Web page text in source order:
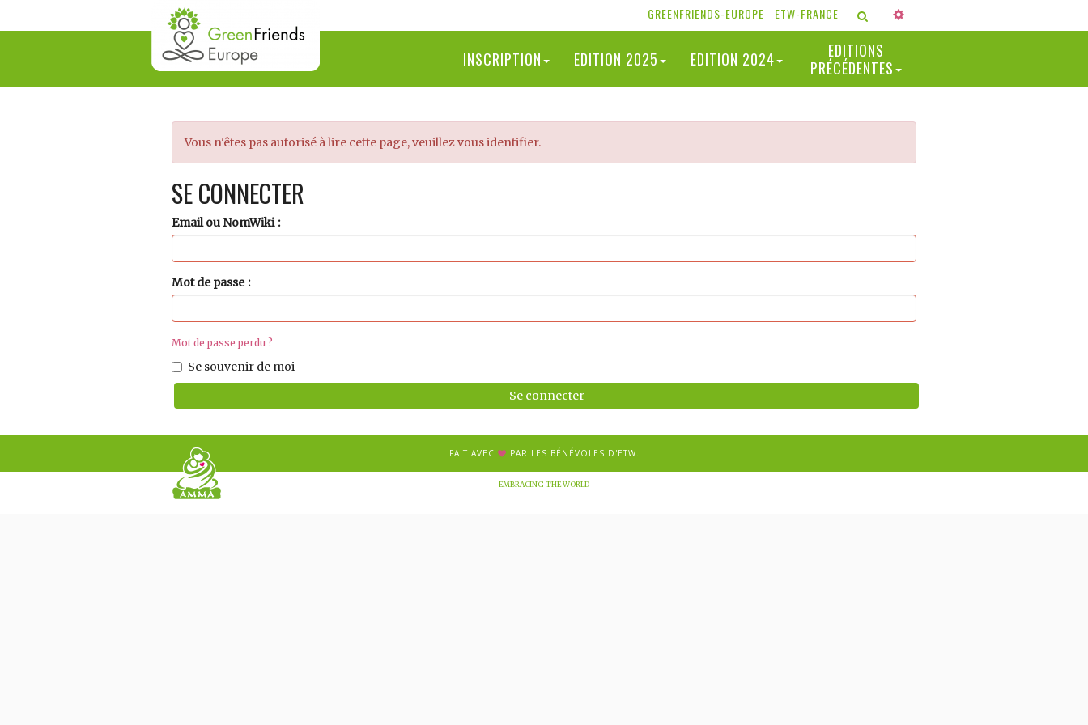
GREENFRIENDS-EUROPE ETW-FRANCE RECHERCHER
INSCRIPTION EDITION 2025 EDITION 2024
EDITIONS
PRÉCÉDENTES
Vous n'êtes pas autorisé à lire cette page, veuillez vous identifier.
SE CONNECTER
Email ou NomWiki
Mot de passe
Mot de passe perdu ?
Se souvenir de moi
Se connecter
FAIT AVEC PAR LES BÉNÉVOLES D'ETW.
EMBRACING THE WORLD